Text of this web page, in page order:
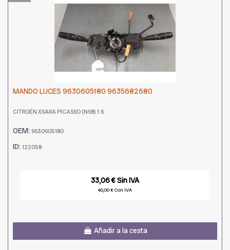
MANDO LUCES 9630605180 9635682680
CITROËN XSARA PICASSO (N68) 1.6
OEM: 9630605180
ID: 122058
33,06 € Sin IVA
40,00 € Con IVA
Añadir a la cesta